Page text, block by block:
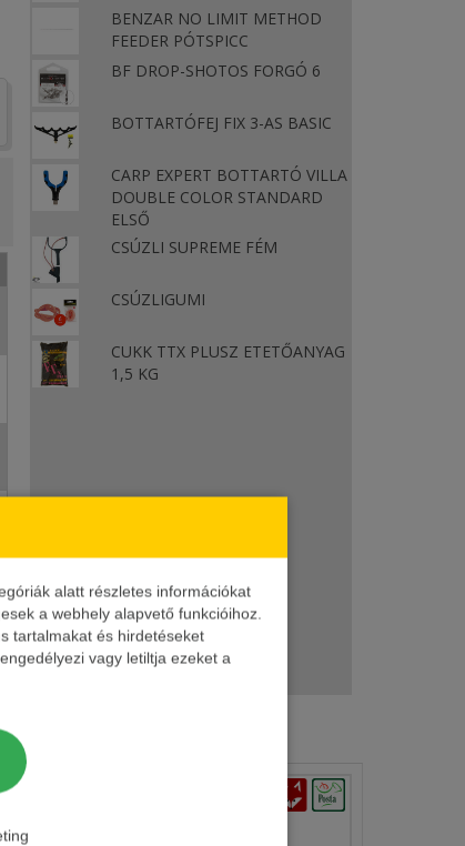
alatt részletes információkat
a webhely alapvető funkcióihoz.
tartalmakat és hirdetéseket
vagy letiltja ezeket a
BENZAR NO LIMIT METHOD
FEEDER PÓTSPICC
BF DROP-SHOTOS FORGÓ 6
BOTTARTÓFEJ FIX 3-AS BASIC
CARP EXPERT BOTTARTÓ VILLA
DOUBLE COLOR STANDARD
ELSŐ
CSÚZLI SUPREME FÉM
CSÚZLIGUMI
CUKK TTX PLUSZ ETETŐANYAG
1,5 KG